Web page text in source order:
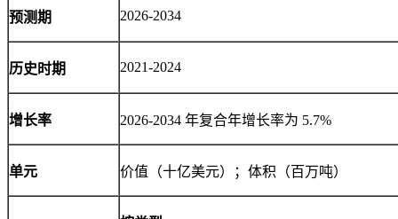
预测期 2026-2034
历史时期 2021-2024
增长率 2026-2034 年复合年增长率为 5.7%
单元 价值（十亿美元）；体积（百万吨）